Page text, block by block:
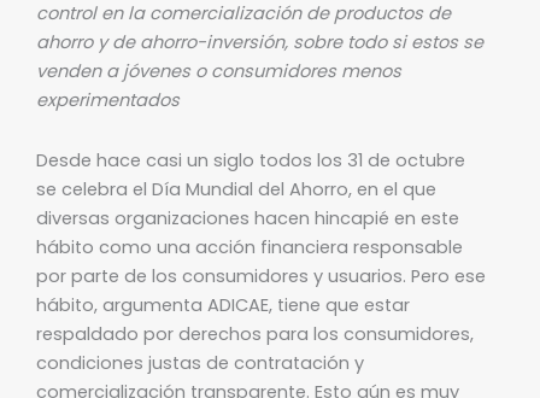
control en la comercialización de productos de
ahorro y de ahorro-inversión, sobre todo si estos se
venden a jóvenes o consumidores menos
experimentados
Desde hace casi un siglo todos los 31 de octubre
se celebra el Día Mundial del Ahorro, en el que
diversas organizaciones hacen hincapié en este
hábito como una acción financiera responsable
por parte de los consumidores y usuarios. Pero ese
hábito, argumenta ADICAE, tiene que estar
respaldado por derechos para los consumidores,
condiciones justas de contratación y
comercialización transparente. Esto aún es muy